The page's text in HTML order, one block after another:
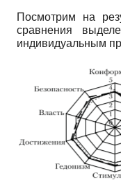
Посмотрим на
сравнения
индивидуальным